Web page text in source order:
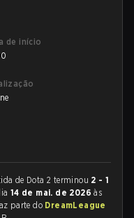
de início
de Dota 2 terminou 2 - 1
14 de mai. de 2026às
parte do DreamLeague